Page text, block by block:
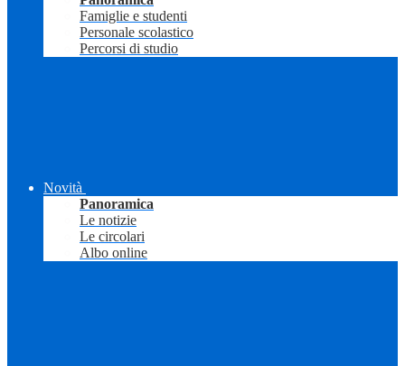
Famiglie e studenti
Personale scolastico
Percorsi di studio
Novità
Panoramica
Le notizie
Le circolari
Albo online